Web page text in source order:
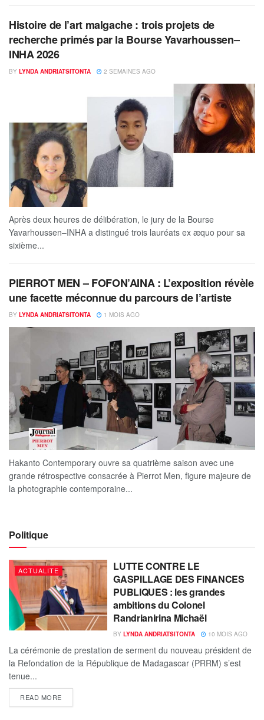
Histoire de l’art malgache : trois projets de
recherche primés par la Bourse Yavarhoussen–
INHA 2026
BY LYNDA ANDRIATSITONTA 2 SEMAINES AGO
Après deux heures de délibération, le jury de la Bourse
Yavarhoussen–INHA a distingué trois lauréats ex æquo pour sa
sixième...
PIERROT MEN – FOFON’AINA : L’exposition révèle
une facette méconnue du parcours de l’artiste
BY LYNDA ANDRIATSITONTA 1 MOIS AGO
Hakanto Contemporary ouvre sa quatrième saison avec une
grande rétrospective consacrée à Pierrot Men, figure majeure de
la photographie contemporaine...
Politique
ACTUALITE
LUTTE CONTRE LE
GASPILLAGE DES FINANCES
PUBLIQUES : les grandes
ambitions du Colonel
Randrianirina Michaël
BY LYNDA ANDRIATSITONTA 10 MOIS AGO
La cérémonie de prestation de serment du nouveau président de
la Refondation de la République de Madagascar (PRRM) s’est
tenue...
READ MORE